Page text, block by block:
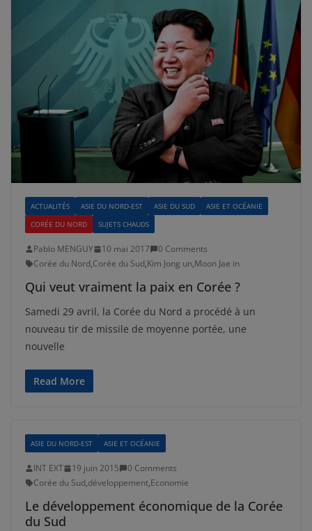
ACTUALITÉS ASIE DU NORD-EST ASIE DU SUD
ASIE ET OCÉANIE
CORÉE DU NORD
SUJETS CHAUDS
Pablo MENGUY 10 mai 2017
0 Comments
Corée du Nord,Corée du Sud,Kim Jong un,Moon Jae in
Qui veut vraiment la paix en Corée ?
Samedi 29 avril, la Corée du Nord a procédé à un
nouveau tir de missile de moyenne portée, une
nouvelle
Read More
ASIE DU NORD-EST ASIE ET OCÉANIE
INT EXT 19 juin 2015
0 Comments
Corée du Sud,développement,Economie
Le développement économique de la Corée
du Sud